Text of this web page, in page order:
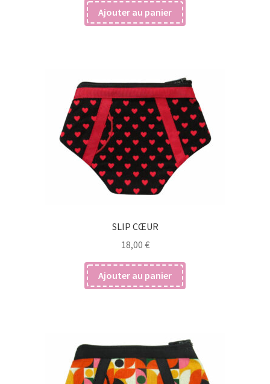
Ajouter au panier
SLIP CŒUR
18,00 €
Ajouter au panier